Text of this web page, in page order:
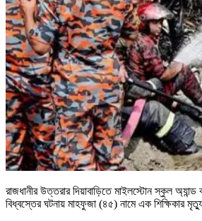
রাজধানীর উত্তরার দিয়াবাড়িতে মাইলস্টোন স্কুল অ্যান্ড
বিধ্বস্তের ঘটনায় মাহফুজা (৪৫) নামে এক শিক্ষিকার